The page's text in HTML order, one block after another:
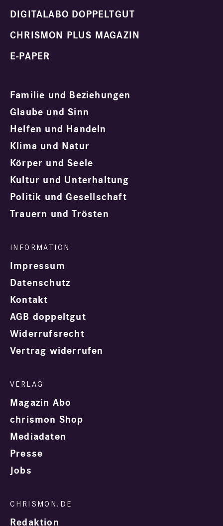
DIGITALABO DOPPELTGUT
CHRISMON PLUS MAGAZIN
E-PAPER
Familie und Beziehungen
Glaube und Sinn
Helfen und Handeln
Klima und Natur
Körper und Seele
Kultur und Unterhaltung
Politik und Gesellschaft
Trauern und Trösten
Impressum
Datenschutz
Kontakt
AGB doppeltgut
Widerrufsrecht
Vertrag widerrufen
Magazin Abo
chrismon Shop
Mediadaten
Presse
Jobs
Redaktion